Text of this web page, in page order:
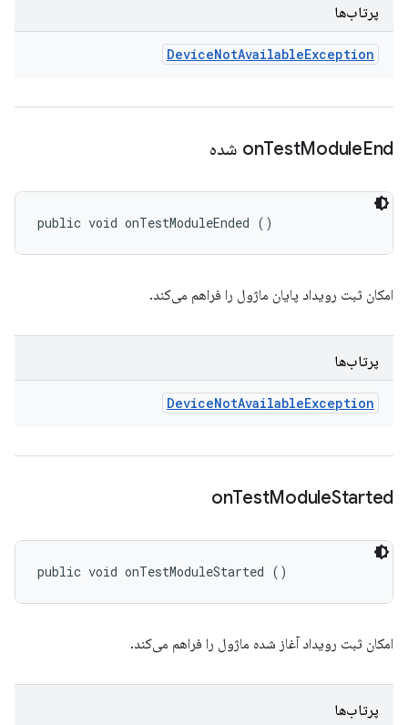
پرتاب‌ها
DeviceNotAvailableException
onTestModuleEnd شده
public void onTestModuleEnded ()
امکان ثبت رویداد پایان ماژول را فراهم می‌کند.
پرتاب‌ها
DeviceNotAvailableException
onTestModuleStarted
public void onTestModuleStarted ()
امکان ثبت رویداد آغاز شده ماژول را فراهم می‌کند.
پرتاب‌ها